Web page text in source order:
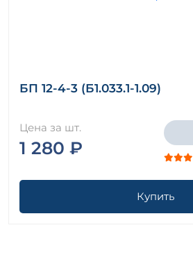
БП 12-4-3 (Б1.033.1-1.09)
Цена за шт.
1 280 ₽
Купить